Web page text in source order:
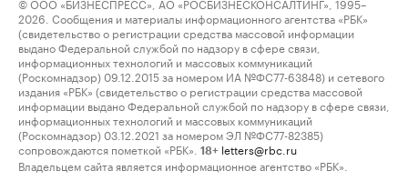
2026. Сообщения и материалы информационного агентства «РБК»
(свидетельство о регистрации средства массовой информации
выдано Федеральной службой по надзору в сфере связи,
информационных технологий и массовых коммуникаций
(Роскомнадзор) 09.12.2015 за номером ИА №ФС77-63848) и сетевого
издания «РБК» (свидетельство о регистрации средства массовой
информации выдано Федеральной службой по надзору в сфере связи,
информационных технологий и массовых коммуникаций
(Роскомнадзор) 03.12.2021 за номером ЭЛ №ФС77-82385)
сопровождаются пометкой «РБК».
18+ letters@rbc.ru
Владельцем сайта является информационное агентство «РБК».